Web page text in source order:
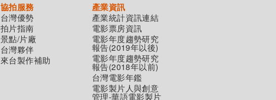
協拍服務
台灣優勢
拍片指南
景點/片廠
台灣夥伴
來台製作補助
產業資訊
產業統計資訊連結
電影票房資訊
電影年度趨勢研究
報告(2019年以後)
電影年度趨勢研究
報告(2018年以前)
台灣電影年鑑
電影製片人與創意
管理-華語電影製片